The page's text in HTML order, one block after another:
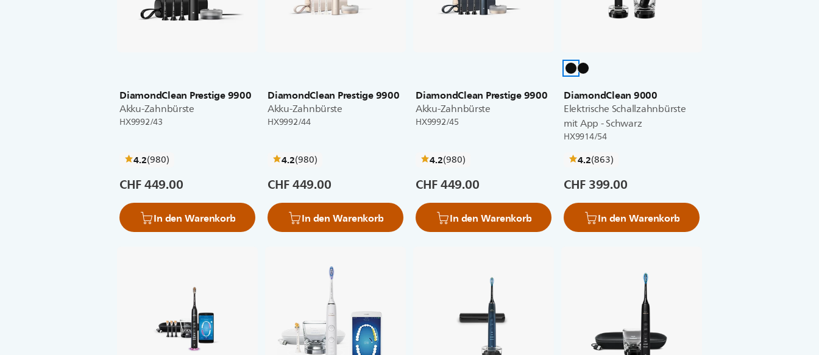
DiamondClean Prestige 9900
Akku-Zahnbürste
HX9992/43
4.2(980bewertungen
)
CHF 449.00
In den Warenkorb
DiamondClean Prestige 9900
Akku-Zahnbürste
HX9992/44
4.2(980bewertungen
)
CHF 449.00
In den Warenkorb
DiamondClean Prestige 9900
Akku-Zahnbürste
HX9992/45
4.2(980bewertungen
)
CHF 449.00
In den Warenkorb
DiamondClean 9000
Elektrische Schallzahnbürste
mit App - Schwarz
HX9914/54
4.2(863bewertungen
)
CHF 399.00
In den Warenkorb